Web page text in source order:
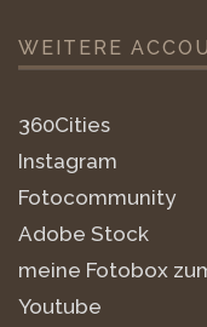
WEITERE
360Cities
Instagram
Fotocommunity
Adobe Stock
meine Fotobox
Youtube